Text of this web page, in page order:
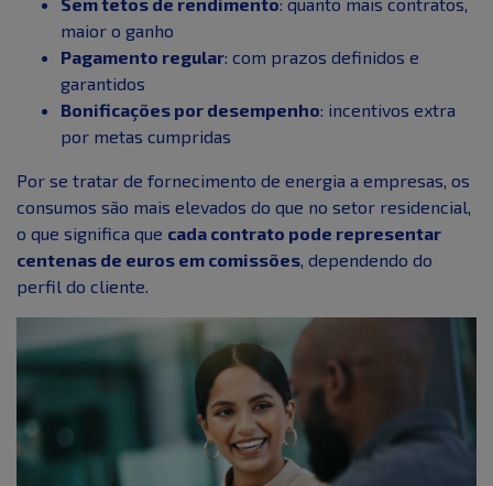
maior o ganho
Pagamento regular: com prazos definidos e
garantidos
Bonificações por desempenho: incentivos extra
por metas cumpridas
Por se tratar de fornecimento de energia a empresas, os
consumos são mais elevados do que no setor residencial,
o que significa que cada contrato pode representar
centenas de euros em comissões , dependendo do
perfil do cliente.